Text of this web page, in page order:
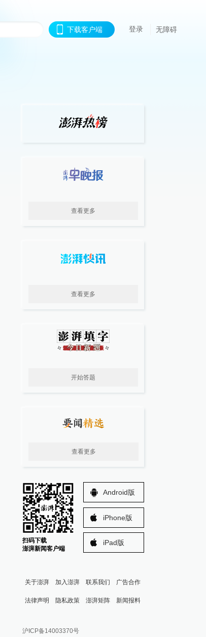
下载客户端 登录 无障碍
查看更多
查看更多
开始答题
查看更多
扫码下载
澎湃新闻客户端
Android版
iPhone版
iPad版
关于澎湃 加入澎湃 联系我们 广告合作
法律声明 隐私政策 澎湃矩阵
澎湃新闻公众号
新闻报料
报料邮箱: news@thepaper.cn
沪ICP备14003370号